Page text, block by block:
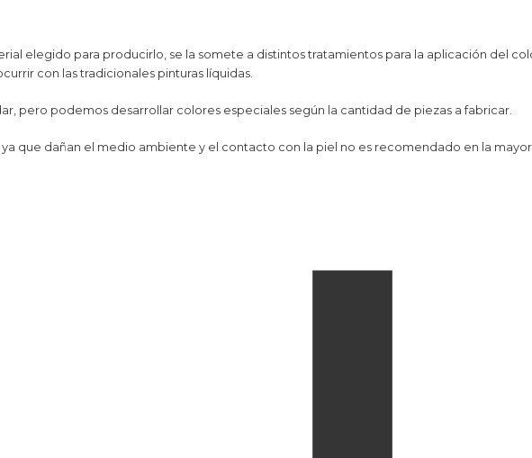
elegido para producirlo, se la somete a distintos tratamientos para la aplicación del
con las tradicionales pinturas líquidas.
pero podemos desarrollar colores especiales según la cantidad de piezas a fabricar.
que dañan el medio ambiente y el contacto con la piel no es recomendado en la